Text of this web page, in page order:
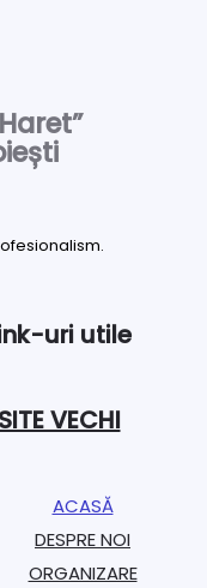
uri utile
SITE VECHI
ACASĂ
DESPRE NOI
ORGANIZARE​